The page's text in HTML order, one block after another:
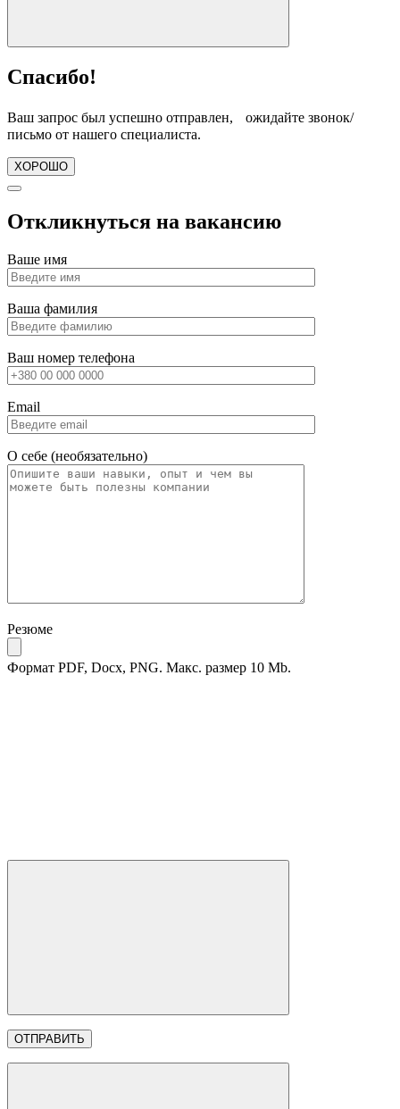
Спасибо!
Ваш запрос был успешно отправлен, ожидайте звонок/
письмо от нашего специалиста.
ХОРОШО
Откликнуться на вакансию
Ваше имя
Ваша фамилия
Ваш номер телефона
Email
О себе (необязательно)
Резюме
Формат PDF, Docx, PNG. Макс. размер 10 Mb.